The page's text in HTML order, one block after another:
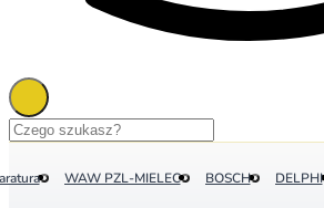
WAW PZL-MIELEC BOSCH DELPHI